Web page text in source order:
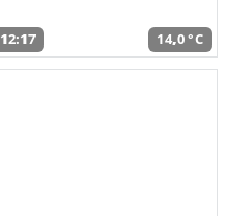
12:17 14,0 °C